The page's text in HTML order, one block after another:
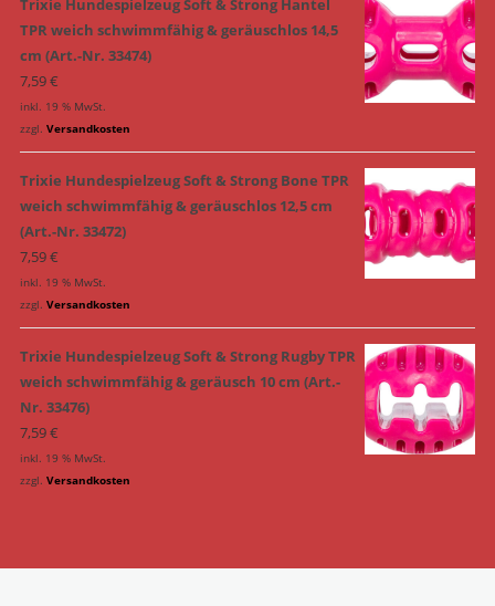
Trixie Hundespielzeug Soft & Strong Hantel
TPR weich schwimmfähig & geräuschlos 14,5
cm (Art.-Nr. 33474)
7,59€
inkl. 19 % MwSt.
zzgl. Versandkosten
Trixie Hundespielzeug Soft & Strong Bone TPR
weich schwimmfähig & geräuschlos 12,5 cm
(Art.-Nr. 33472)
7,59€
inkl. 19 % MwSt.
zzgl. Versandkosten
Trixie Hundespielzeug Soft & Strong Rugby TPR
weich schwimmfähig & geräusch 10 cm (Art.-
Nr. 33476)
7,59€
inkl. 19 % MwSt.
zzgl. Versandkosten